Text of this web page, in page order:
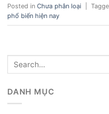
Posted in Chưa phân loại
phổ biến hiện nay
DANH MỤC